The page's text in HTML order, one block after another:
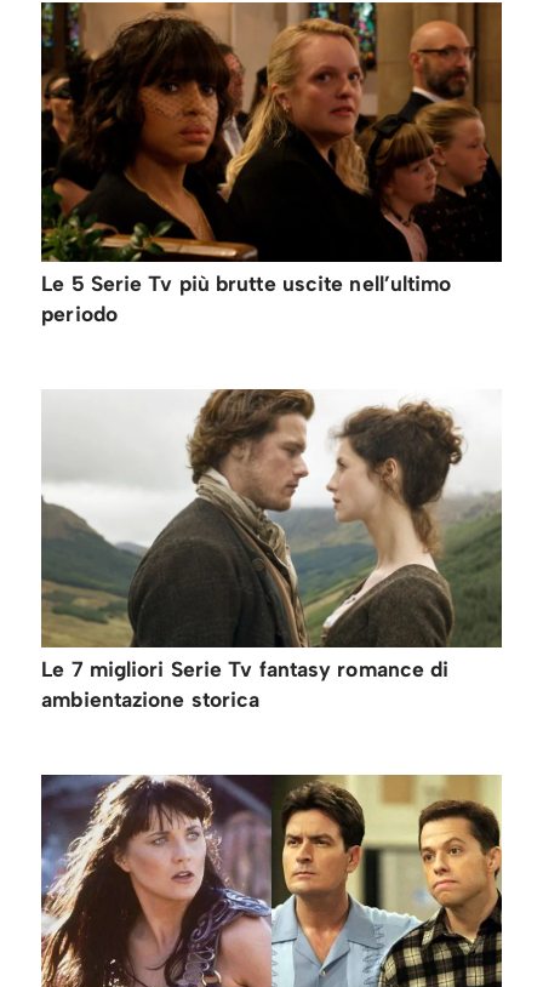
Le 5 Serie Tv più brutte uscite nell’ultimo
periodo
Le 7 migliori Serie Tv fantasy romance di
ambientazione storica